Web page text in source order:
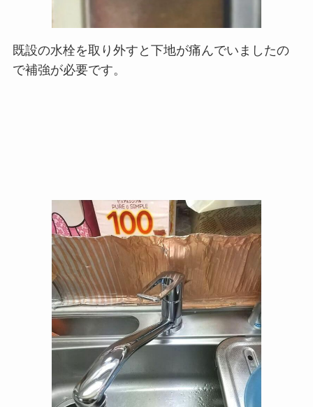
既設の水栓を取り外すと下地が痛んでいましたの
で補強が必要です。